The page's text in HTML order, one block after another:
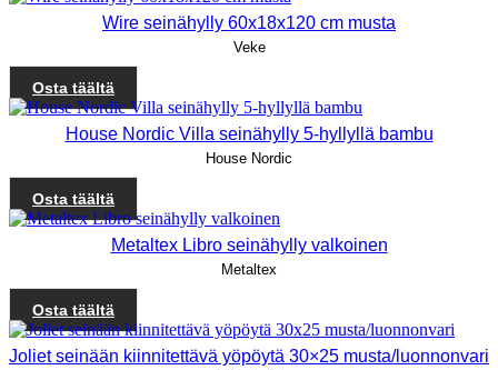
Wire seinähylly 60x18x120 cm musta
Veke
Osta täältä
House Nordic Villa seinähylly 5-hyllyllä bambu
House Nordic
Osta täältä
Metaltex Libro seinähylly valkoinen
Metaltex
Osta täältä
Joliet seinään kiinnitettävä yöpöytä 30×25 musta/luonnonvari